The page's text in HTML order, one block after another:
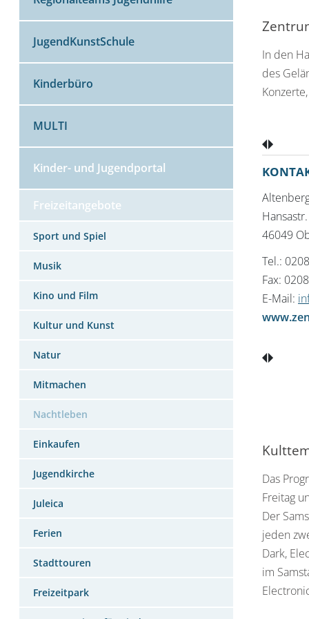
JugendKunstSchule
Kinderbüro
MULTI
Kinder- und Jugendportal
Freizeitangebote
Sport und Spiel
Musik
Kino und Film
Kultur und Kunst
Natur
Mitmachen
Nachtleben
Einkaufen
Jugendkirche
Juleica
Ferien
Stadttouren
Freizeitpark
In den
des
46049
Tel.:
Fax:
E-Mail:
Das
Freitag
Der
jeden
Dark,
im